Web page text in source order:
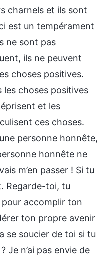
charnels et ils sont
est un tempérament
ne sont pas
ils ne peuvent
choses positives.
choses positives
et les
ces choses.
personne honnête,
honnête ne
m’en passer ! Si tu
Regarde-toi, tu
accomplir ton
ton propre avenir
se soucier de toi si tu
Je n’ai pas envie de